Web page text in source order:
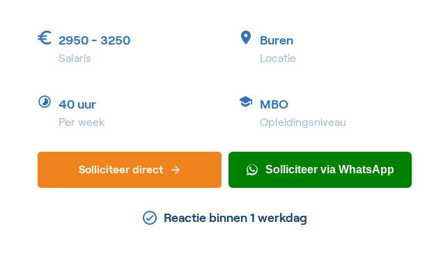
2950 - 3250
Salaris
Buren
Locatie
40 uur
Per week
MBO
Opleidingsniveau
Solliciteer direct Solliciteer via WhatsApp
Reactie binnen 1 werkdag